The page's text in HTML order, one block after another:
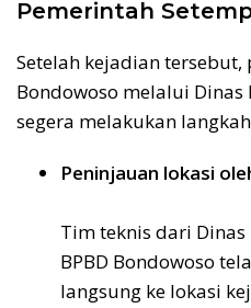
Pemerintah
Setelah kejadian
Bondowoso melalui
segera melakukan
Peninjauan lokasi
Tim teknis dari
BPBD Bondowoso
langsung ke lokasi